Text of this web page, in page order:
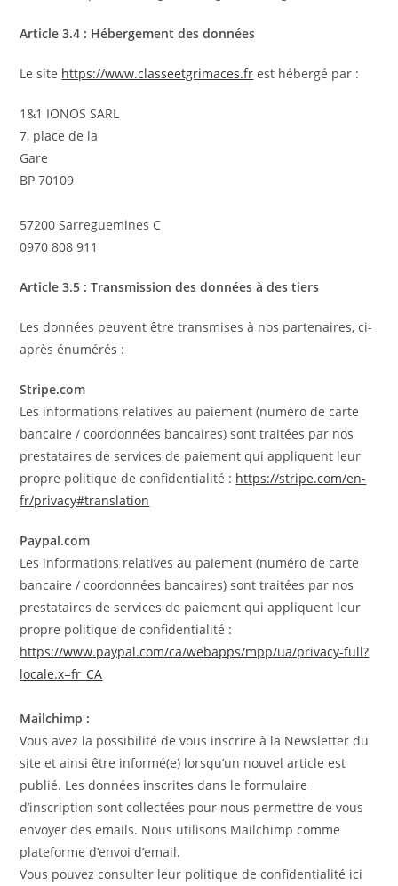
Article 3.4 : Hébergement des données
Le site https://www.classeetgrimaces.fr est hébergé par :
1&1 IONOS SARL
7, place de la
Gare
BP 70109
57200 Sarreguemines C
0970 808 911
Article 3.5 : Transmission des données à des tiers
Les données peuvent être transmises à nos partenaires, ci-
après énumérés :
Stripe.com
Les informations relatives au paiement (numéro de carte
bancaire / coordonnées bancaires) sont traitées par nos
prestataires de services de paiement qui appliquent leur
propre politique de confidentialité : https://stripe.com/en-
fr/privacy#translation
Paypal.com
Les informations relatives au paiement (numéro de carte
bancaire / coordonnées bancaires) sont traitées par nos
prestataires de services de paiement qui appliquent leur
propre politique de confidentialité :
https://www.paypal.com/ca/webapps/mpp/ua/privacy-full?
locale.x=fr_CA
Mailchimp :
Vous avez la possibilité de vous inscrire à la Newsletter du
site et ainsi être informé(e) lorsqu’un nouvel article est
publié. Les données inscrites dans le formulaire
d’inscription sont collectées pour nous permettre de vous
envoyer des emails. Nous utilisons Mailchimp comme
plateforme d’envoi d’email.
Vous pouvez consulter leur politique de confidentialité ici